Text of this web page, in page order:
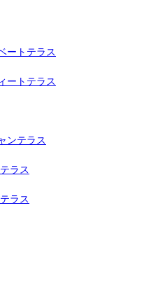
ートテラス
ートテラス
ンテラス
ラス
ラス